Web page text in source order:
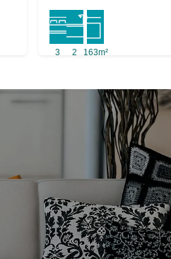
3 2 163m²